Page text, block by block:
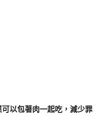
以包著肉一起吃，減少罪